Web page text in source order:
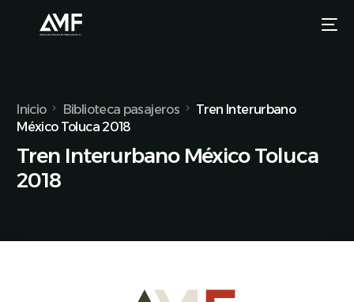
Inicio Biblioteca pasajeros
Tren Interurbano
México Toluca 2018
Tren Interurbano México Toluca
2018